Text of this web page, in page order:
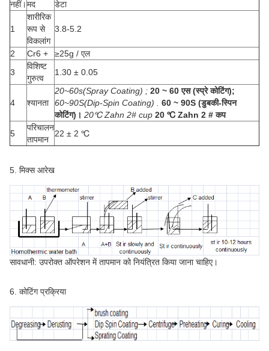
नहीं।मद डेटा
1
शारीरिक
रूप से
विकलांग
3.8-5.2
2 Cr6 +
≥25g / एल
3
विशिष्ट
गुरुत्व
1.30 ± 0.05
4 श्यानता
20~60s(Spray Coating) ; 20 ~ 60 एस (स्प्रे कोटिंग);
60~90S(Dip-Spin Coating) .
60 ~ 90S (डुबकी-स्पिन
कोटिंग)। 20℃ Zahn 2# cup 20 ℃ Zahn 2 # कप
5
परिचालन
तापमान
22 ± 2 ℃
5. मिक्स आरेख
सावधानी: उपरोक्त ऑपरेशन में तापमान को नियंत्रित किया जाना चाहिए।
6. कोटिंग प्रक्रिया